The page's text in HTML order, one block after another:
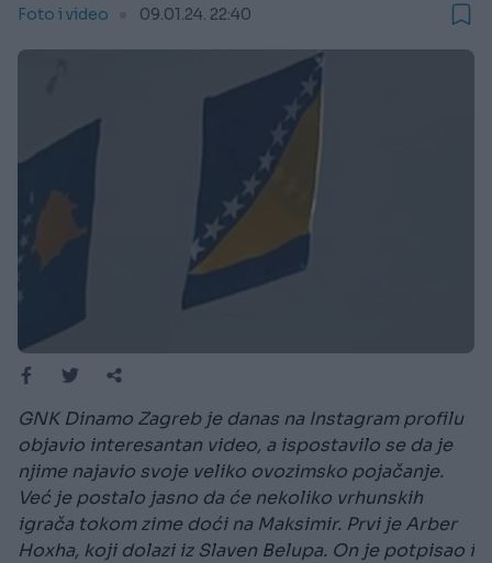
Foto i video 09.01.24. 22:40
GNK Dinamo Zagreb je danas na Instagram profilu
objavio interesantan video, a ispostavilo se da je
njime najavio svoje veliko ovozimsko pojačanje.
Već je postalo jasno da će nekoliko vrhunskih
igrača tokom zime doći na Maksimir. Prvi je Arber
Hoxha, koji dolazi iz Slaven Belupa. On je potpisao i